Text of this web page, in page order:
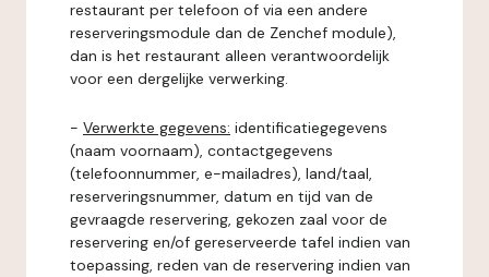
restaurant per telefoon of via een andere
reserveringsmodule dan de Zenchef module),
dan is het restaurant alleen verantwoordelijk
voor een dergelijke verwerking.
- Verwerkte gegevens: identificatiegegevens
(naam voornaam), contactgegevens
(telefoonnummer, e-mailadres), land/taal,
reserveringsnummer, datum en tijd van de
gevraagde reservering, gekozen zaal voor de
reservering en/of gereserveerde tafel indien van
toepassing, reden van de reservering indien van